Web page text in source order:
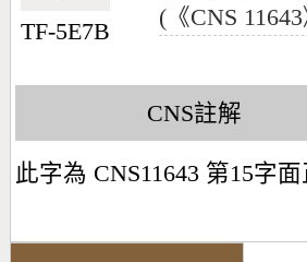
TF-5E7B
(《CNS
CNS註解
此字為 CNS11643 第15字